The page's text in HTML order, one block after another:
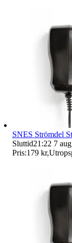
SNES Strömdel
Sluttid21:22 7
Pris:179 kr,